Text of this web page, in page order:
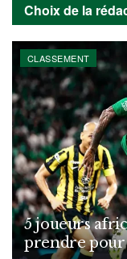
Choix de la
CLASSEMENT
5 joueurs
prendre pour